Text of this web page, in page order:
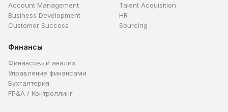
Account Management
Business Development
Customer Success
Talent Acquisition
HR
Sourcing
Финансы
Финансовый анализ
Управление финансами
Бухгалтерия
FP&A / Контроллинг